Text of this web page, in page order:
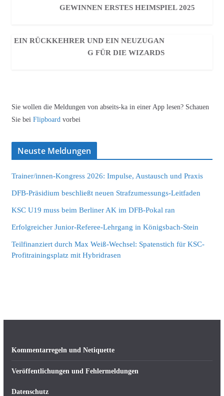
GEWINNEN ERSTES HEIMSPIEL 2025
EIN RÜCKKEHRER UND EIN NEUZUGAN
G FÜR DIE WIZARDS
Sie wollen die Meldungen von abseits-ka in einer App lesen? Schauen
Sie bei Flipboard vorbei
Neuste Meldungen
Trainer/innen-Kongress 2026: Impulse, Austausch und Praxis
DFB-Präsidium beschließt neuen Strafzumessungs-Leitfaden
KSC U19 muss beim Berliner AK im DFB-Pokal ran
Erfolgreicher Junior-Referee-Lehrgang in Königsbach-Stein
Teilfinanziert durch Max Weiß-Wechsel: Spatenstich für KSC-
Profitrainingsplatz mit Hybridrasen
Kommentarregeln und Netiquette
Veröffentlichungen und Fehlermeldungen
Datenschutz